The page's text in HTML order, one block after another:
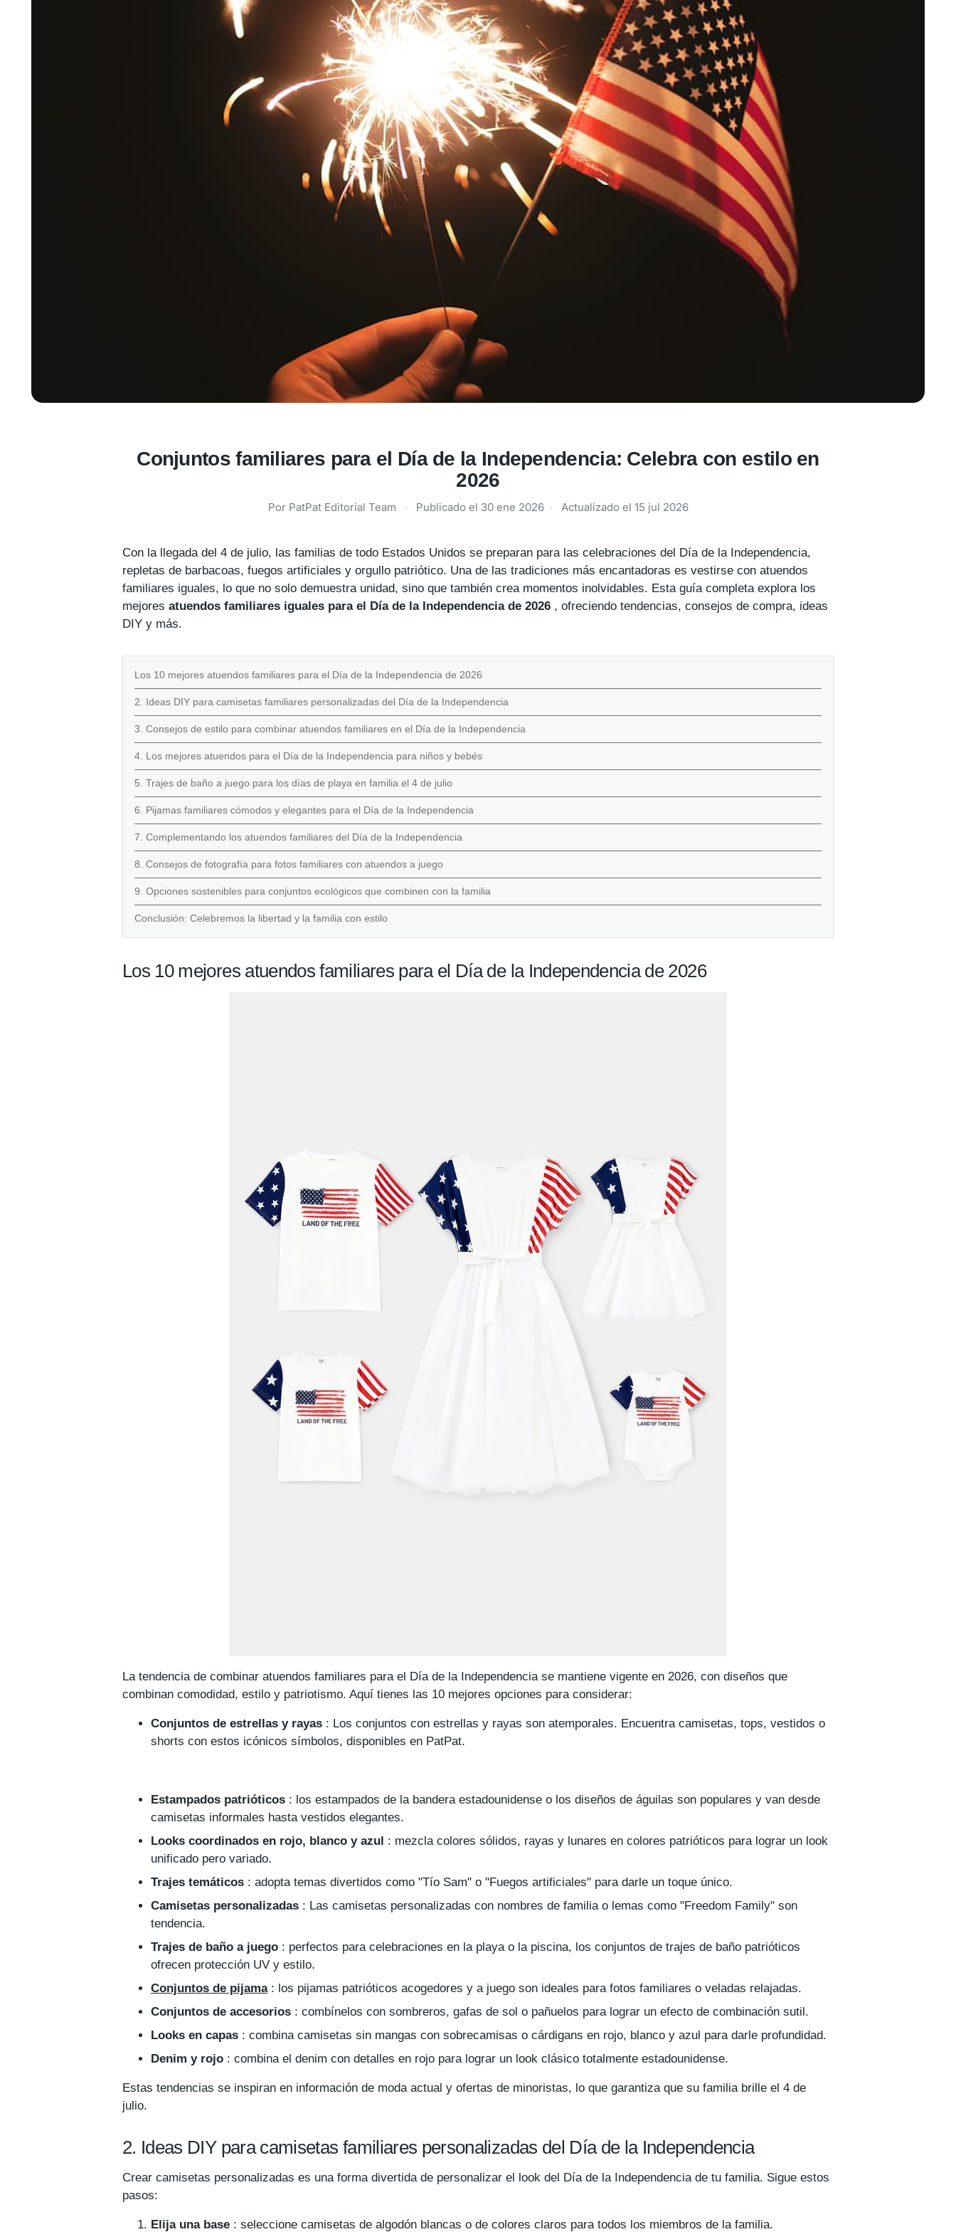
Conjuntos familiares para el Día de la Independencia: Celebra con estilo en
2026
Por PatPat Editorial Team · Publicado el 30 ene 2026 · Actualizado el 15 jul 2026
Con la llegada del 4 de julio, las familias de todo Estados Unidos se preparan para las celebraciones del Día de la Independencia,
repletas de barbacoas, fuegos artificiales y orgullo patriótico. Una de las tradiciones más encantadoras es vestirse con atuendos
familiares iguales, lo que no solo demuestra unidad, sino que también crea momentos inolvidables. Esta guía completa explora los
mejores atuendos familiares iguales para el Día de la Independencia de 2026 , ofreciendo tendencias, consejos de compra, ideas
DIY y más.
Los 10 mejores atuendos familiares para el Día de la Independencia de 2026
2. Ideas DIY para camisetas familiares personalizadas del Día de la Independencia
3. Consejos de estilo para combinar atuendos familiares en el Día de la Independencia
4. Los mejores atuendos para el Día de la Independencia para niños y bebés
5. Trajes de baño a juego para los días de playa en familia el 4 de julio
6. Pijamas familiares cómodos y elegantes para el Día de la Independencia
7. Complementando los atuendos familiares del Día de la Independencia
8. Consejos de fotografía para fotos familiares con atuendos a juego
9. Opciones sostenibles para conjuntos ecológicos que combinen con la familia
Conclusión: Celebremos la libertad y la familia con estilo
Los 10 mejores atuendos familiares para el Día de la Independencia de 2026
La tendencia de combinar atuendos familiares para el Día de la Independencia se mantiene vigente en 2026, con diseños que
combinan comodidad, estilo y patriotismo. Aquí tienes las 10 mejores opciones para considerar:
Conjuntos de estrellas y rayas : Los conjuntos con estrellas y rayas son atemporales. Encuentra camisetas, tops, vestidos o
shorts con estos icónicos símbolos, disponibles en PatPat.
Estampados patrióticos : los estampados de la bandera estadounidense o los diseños de águilas son populares y van desde
camisetas informales hasta vestidos elegantes.
Looks coordinados en rojo, blanco y azul : mezcla colores sólidos, rayas y lunares en colores patrióticos para lograr un look
unificado pero variado.
Trajes temáticos : adopta temas divertidos como "Tío Sam" o "Fuegos artificiales" para darle un toque único.
Camisetas personalizadas : Las camisetas personalizadas con nombres de familia o lemas como "Freedom Family" son
tendencia.
Trajes de baño a juego : perfectos para celebraciones en la playa o la piscina, los conjuntos de trajes de baño patrióticos
ofrecen protección UV y estilo.
Conjuntos de pijama: los pijamas patrióticos acogedores y a juego son ideales para fotos familiares o veladas relajadas.
Conjuntos de accesorios : combínelos con sombreros, gafas de sol o pañuelos para lograr un efecto de combinación sutil.
Looks en capas : combina camisetas sin mangas con sobrecamisas o cárdigans en rojo, blanco y azul para darle profundidad.
Denim y rojo : combina el denim con detalles en rojo para lograr un look clásico totalmente estadounidense.
Estas tendencias se inspiran en información de moda actual y ofertas de minoristas, lo que garantiza que su familia brille el 4 de
julio.
2. Ideas DIY para camisetas familiares personalizadas del Día de la Independencia
Crear camisetas personalizadas es una forma divertida de personalizar el look del Día de la Independencia de tu familia. Sigue estos
pasos:
Elija una base : seleccione camisetas de algodón blancas o de colores claros para todos los miembros de la familia.